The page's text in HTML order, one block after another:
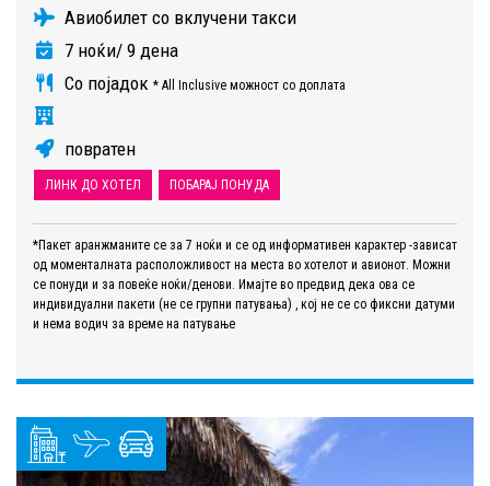
Авиобилет со вклучени такси
7 ноќи/ 9 дена
Со појадок * All Inclusive можност со доплата
повратен
ЛИНК ДО ХОТЕЛ ПОБАРАЈ ПОНУДА
*Пакет аранжманите се за 7 ноќи и се од информативен карактер -зависат
од моменталната расположливост на места во хотелот и авионот. Можни
се понуди и за повеќе ноќи/денови. Имајте во предвид дека ова се
индивидуални пакети (не се групни патувања) , кој не се со фиксни датуми
и нема водич за време на патување